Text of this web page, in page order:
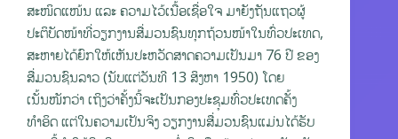
ສະໜິດແໜ້ນ ແລະ ຄວາມໄວ້ເນື້ອເຊື່ອໃຈ ມາຍັງຖັນແຖວຜູ້
ປະຕິບັດໜ້າທີ່ວຽກງານສື່ມວນຊົນທຸກຖ້ວນໜ້າໃນທົ່ວປະເທດ,
ສະຫາຍໄດ້ຍົກໃຫ້ເຫັນປະຫວັດສາດຄວາມເປັນມາ 76 ປີ ຂອງ
ສື່ມວນຊົນລາວ (ນັບແຕ່ວັນທີ 13 ສິງຫາ 1950) ໂດຍ
ເນັ້ນໜັກວ່າ ເຖິງວ່າຄັ້ງນີ້ຈະເປັນກອງປະຊຸມທົ່ວປະເທດຄັ້ງ
ທຳອິດ ແຕ່ໃນຄວາມເປັນຈິງ ວຽກງານສື່ມວນຊົນແມ່ນໄດ້ຮັບ